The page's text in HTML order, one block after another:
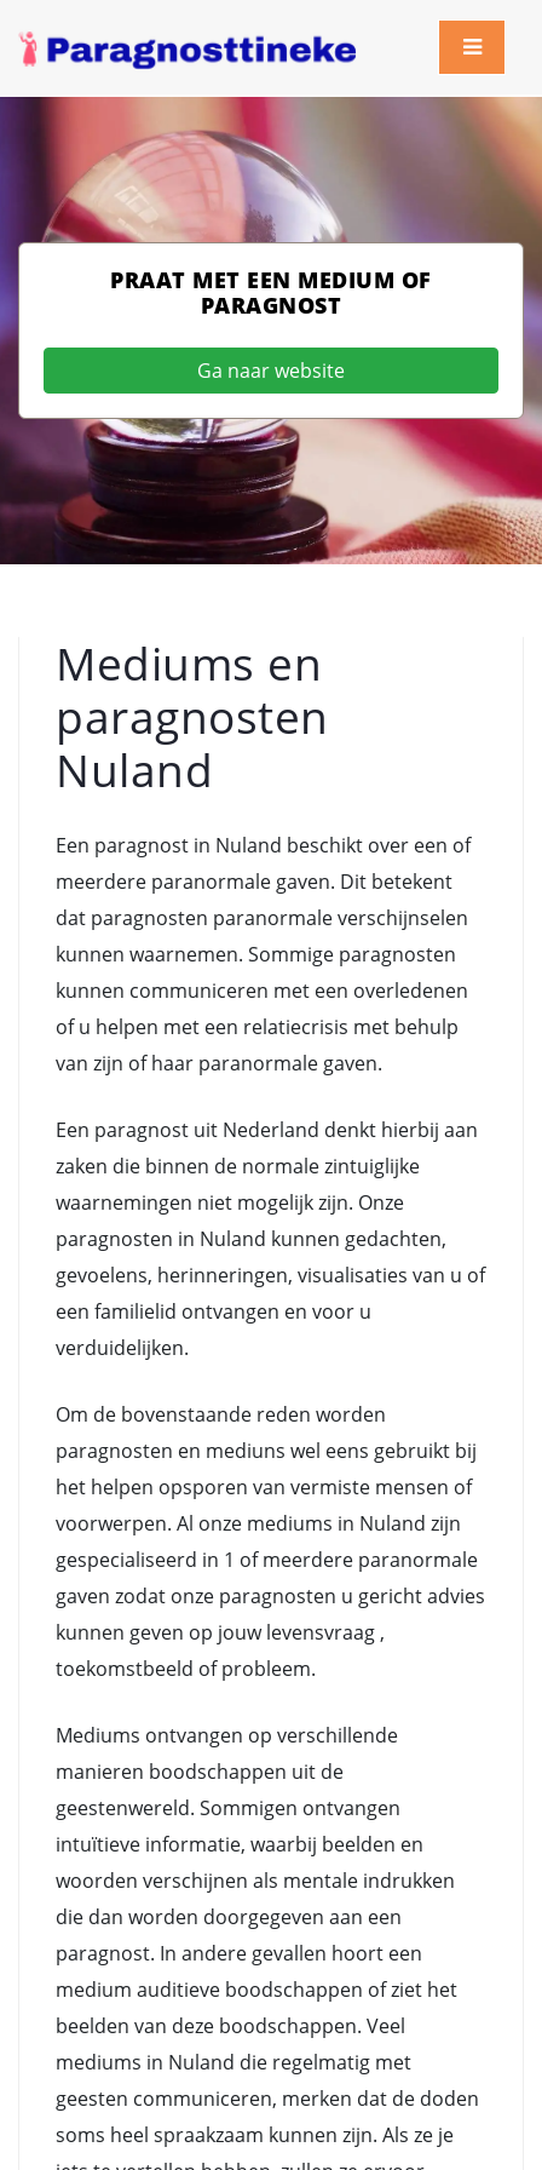
PRAAT MET EEN MEDIUM OF
PARAGNOST
Ga naar website
Mediums en
paragnosten
Nuland
Een paragnost in Nuland beschikt over een of
meerdere paranormale gaven. Dit betekent
dat paragnosten paranormale verschijnselen
kunnen waarnemen. Sommige paragnosten
kunnen communiceren met een overledenen
of u helpen met een relatiecrisis met behulp
van zijn of haar paranormale gaven.
Een paragnost uit Nederland denkt hierbij aan
zaken die binnen de normale zintuiglijke
waarnemingen niet mogelijk zijn. Onze
paragnosten in Nuland kunnen gedachten,
gevoelens, herinneringen, visualisaties van u of
een familielid ontvangen en voor u
verduidelijken.
Om de bovenstaande reden worden
paragnosten en mediuns wel eens gebruikt bij
het helpen opsporen van vermiste mensen of
voorwerpen. Al onze mediums in Nuland zijn
gespecialiseerd in 1 of meerdere paranormale
gaven zodat onze paragnosten u gericht advies
kunnen geven op jouw levensvraag ,
toekomstbeeld of probleem.
Mediums ontvangen op verschillende
manieren boodschappen uit de
geestenwereld. Sommigen ontvangen
intuïtieve informatie, waarbij beelden en
woorden verschijnen als mentale indrukken
die dan worden doorgegeven aan een
paragnost. In andere gevallen hoort een
medium auditieve boodschappen of ziet het
beelden van deze boodschappen. Veel
mediums in Nuland die regelmatig met
geesten communiceren, merken dat de doden
soms heel spraakzaam kunnen zijn. Als ze je